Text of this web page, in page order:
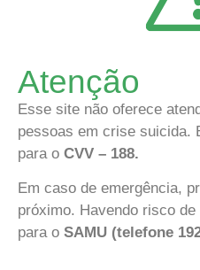
Atenção
Esse site não oferece
pessoas em crise suicida.
para o CVV – 188.
Em caso de emergência,
próximo. Havendo risco
para o SAMU (telefone